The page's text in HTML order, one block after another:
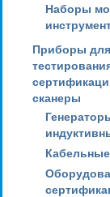
Наборы
Приборы для
сканеры